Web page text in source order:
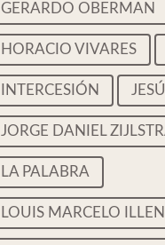
GERARDO OBERMAN
HORACIO VIVARES
INTERCESIÓN
JORGE DANIEL
LA PALABRA
LOUIS MARCELO